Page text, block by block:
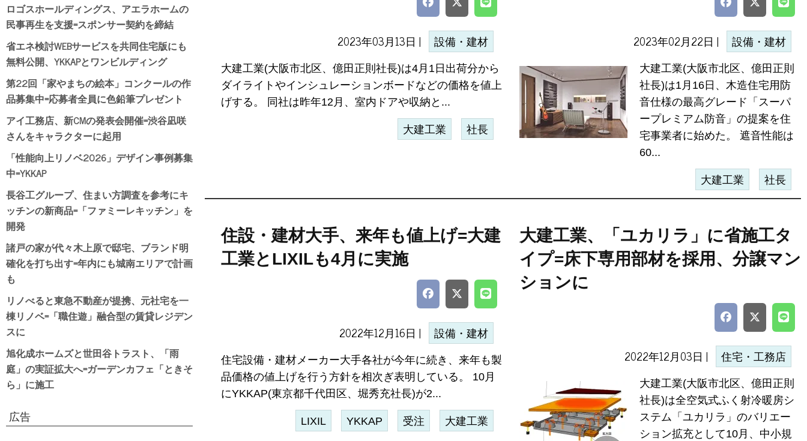
2023年03月13日 | 設備・建材
大建工業(大阪市北区、億田正則社長)は4月1日出荷分から
ダイライトやインシュレーションボードなどの価格を値上
げする。 同社は昨年12月、室内ドアや収納と...
大建工業 社長
2023年02月22日 | 設備・建材
大建工業(大阪市北区、億田正則
社長)は1月16日、木造住宅用防
音仕様の最高グレード「スーパ
ープレミアム防音」の提案を住
宅事業者に始めた。 遮音性能は
60...
大建工業 社長
住設・建材大手、来年も値上げ=大建
工業とLIXILも4月に実施
2022年12月16日 | 設備・建材
住宅設備・建材メーカー大手各社が今年に続き、来年も製
品価格の値上げを行う方針を相次ぎ表明している。 10月
にYKKAP(東京都千代田区、堀秀充社長)が2...
LIXIL YKKAP 受注 大建工業
大建工業、「ユカリラ」に省施工タ
イプ=床下専用部材を採用、分譲マン
ションに
2022年12月03日 | 住宅・工務店
大建工業(大阪市北区、億田正則
社長)は全空気式ふく射冷暖房シ
ステム「ユカリラ」のバリエー
ション拡充として10月、中小規
ロゴスホールディングス、アエラホームの
民事再生を支援=スポンサー契約を締結
省エネ検討WEBサービスを共同住宅版にも
無料公開、YKKAPとワンビルディング
第22回「家やまちの絵本」コンクールの作
品募集中=応募者全員に色鉛筆プレゼント
アイ工務店、新CMの発表会開催=渋谷凪咲
さんをキャラクターに起用
「性能向上リノベ2026」デザイン事例募集
中=YKKAP
長谷工グループ、住まい方調査を参考にキ
ッチンの新商品=「ファミーレキッチン」を
開発
諸戸の家が代々木上原で邸宅、ブランド明
確化を打ち出す=年内にも城南エリアで計画
も
リノべると東急不動産が提携、元社宅を一
棟リノベ=「職住遊」融合型の賃貸レジデン
スに
旭化成ホームズと世田谷トラスト、「雨
庭」の実証拡大へ=ガーデンカフェ「ときそ
ら」に施工
広告